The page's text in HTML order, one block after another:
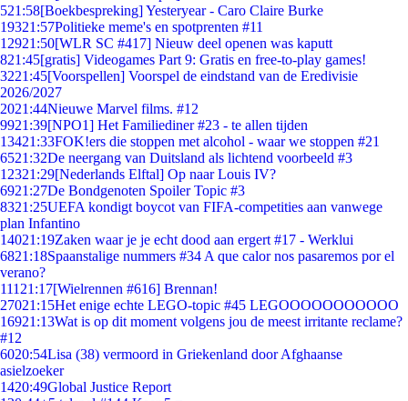
521:58[Boekbespreking] Yesteryear - Caro Claire Burke
19321:57Politieke meme's en spotprenten #11
12921:50[WLR SC #417] Nieuw deel openen was kaputt
821:45[gratis] Videogames Part 9: Gratis en free-to-play games!
3221:45[Voorspellen] Voorspel de eindstand van de Eredivisie
2026/2027
2021:44Nieuwe Marvel films. #12
9921:39[NPO1] Het Familiediner #23 - te allen tijden
13421:33FOK!ers die stoppen met alcohol - waar we stoppen #21
6521:32De neergang van Duitsland als lichtend voorbeeld #3
12321:29[Nederlands Elftal] Op naar Louis IV?
6921:27De Bondgenoten Spoiler Topic #3
8321:25UEFA kondigt boycot van FIFA-competities aan vanwege
plan Infantino
14021:19Zaken waar je je echt dood aan ergert #17 - Werklui
6821:18Spaanstalige nummers #34 A que calor nos pasaremos por el
verano?
111 21:17[Wielrennen #616] Brennan!
27021:15Het enige echte LEGO-topic #45 LEGOOOOOOOOOOO
16921:13Wat is op dit moment volgens jou de meest irritante reclame?
#12
6020:54Lisa (38) vermoord in Griekenland door Afghaanse
asielzoeker
1420:49Global Justice Report